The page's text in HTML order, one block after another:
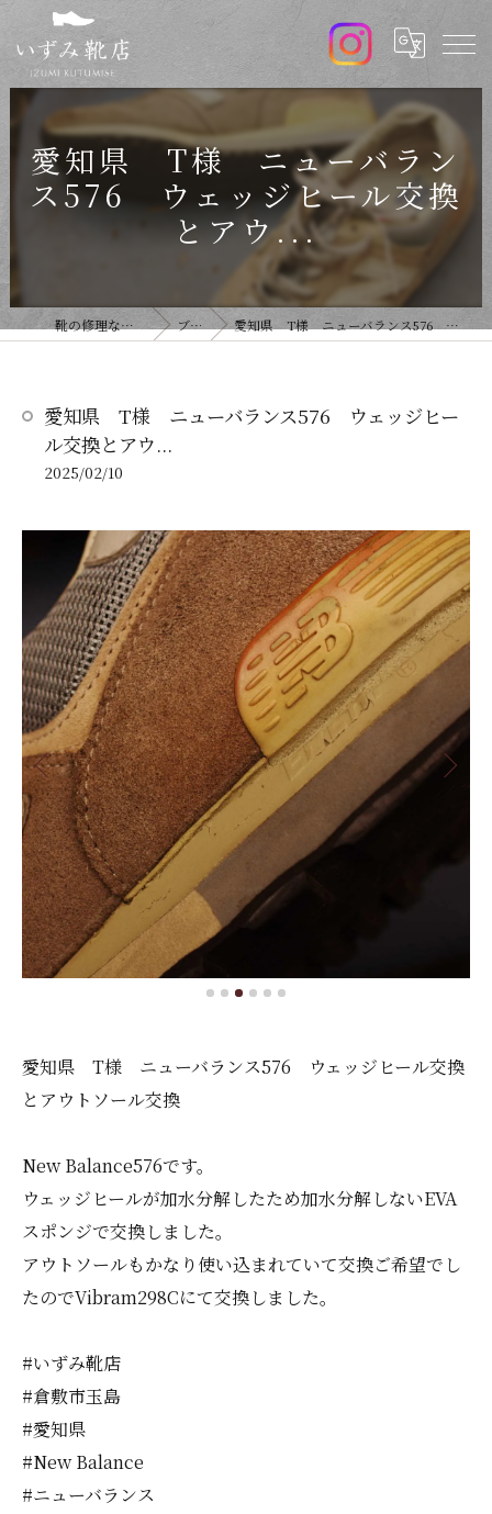
愛知県 T様 ニューバラン
ス576 ウェッジヒール交換
とアウ...
靴の修理ならいずみ靴店 ブログ 愛知県 T様 ニューバランス576 ウェッジヒール交換とアウ...
愛知県 T様 ニューバランス576 ウェッジヒー
ル交換とアウ...
2025/02/10
愛知県 T様 ニューバランス576 ウェッジヒール交換
とアウトソール交換
New Balance576です。
ウェッジヒールが加水分解したため加水分解しないEVA
スポンジで交換しました。
アウトソールもかなり使い込まれていて交換ご希望でし
たのでVibram298Cにて交換しました。
#いずみ靴店
#倉敷市玉島
#愛知県
#New Balance
#ニューバランス